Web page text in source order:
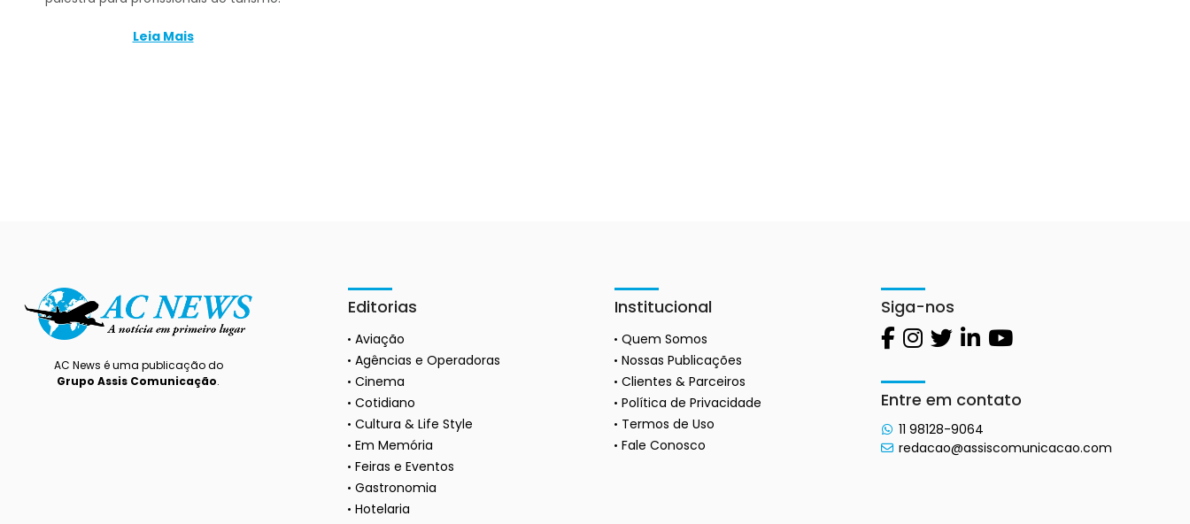
Leia Mais
AC News é uma publicação do
Grupo Assis Comunicação.
Editorias
Aviação
Agências e Operadoras
Cinema
Cotidiano
Cultura & Life Style
Em Memória
Feiras e Eventos
Gastronomia
Hotelaria
Institucional
Quem Somos
Nossas Publicações
Clientes & Parceiros
Política de Privacidade
Termos de Uso
Fale Conosco
Siga-nos
Entre em contato
11 98128-9064
redacao@assiscomunicacao.com